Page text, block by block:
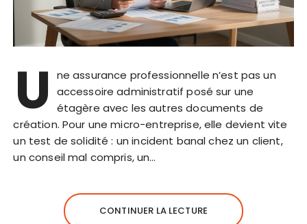
U
ne assurance professionnelle n’est pas un
accessoire administratif posé sur une
étagère avec les autres documents de
création. Pour une micro-entreprise, elle devient vite
un test de solidité : un incident banal chez un client,
un conseil mal compris, un…
CONTINUER LA LECTURE